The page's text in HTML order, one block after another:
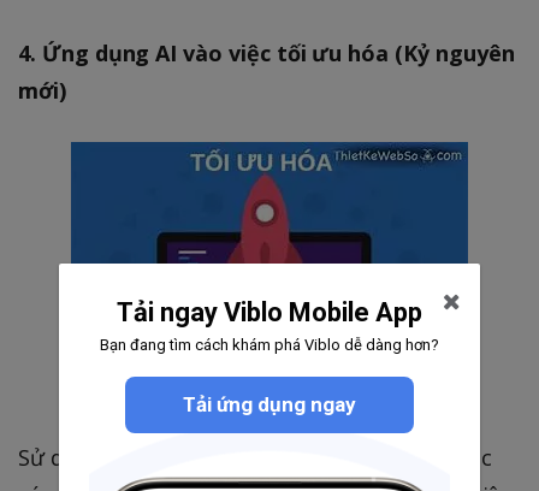
4. Ứng dụng AI vào việc tối ưu hóa (Kỷ nguyên
mới)
Sử dụng các công cụ như GitHub Copilot hoặc
Tải ngay Viblo Mobile App
Bạn đang tìm cách khám phá Viblo dễ dàng hơn?
Tải ứng dụng ngay